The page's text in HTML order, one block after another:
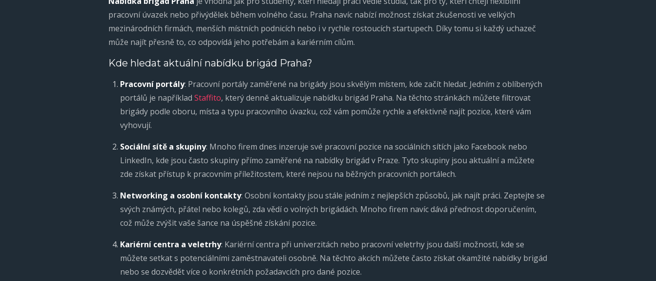
pracovní úvazek nebo přivýdělek během volného času. Praha navíc nabízí možnost získat zkušenosti ve velkých
mezinárodních firmách, menších místních podnicích nebo i v rychle rostoucích startupech. Díky tomu si každý uchazeč
může najít přesně to, co odpovídá jeho potřebám a kariérním cílům.
Kde hledat aktuální nabídku brigád Praha?
Pracovní portály: Pracovní portály zaměřené na brigády jsou skvělým místem, kde začít hledat. Jedním z oblíbených
portálů je například Staffito, který denně aktualizuje nabídku brigád Praha. Na těchto stránkách můžete filtrovat
brigády podle oboru, místa a typu pracovního úvazku, což vám pomůže rychle a efektivně najít pozice, které vám
vyhovují.
Sociální sítě a skupiny: Mnoho firem dnes inzeruje své pracovní pozice na sociálních sítích jako Facebook nebo
LinkedIn, kde jsou často skupiny přímo zaměřené na nabídky brigád v Praze. Tyto skupiny jsou aktuální a můžete
zde získat přístup k pracovním příležitostem, které nejsou na běžných pracovních portálech.
Networking a osobní kontakty: Osobní kontakty jsou stále jedním z nejlepších způsobů, jak najít práci. Zeptejte se
svých známých, přátel nebo kolegů, zda vědí o volných brigádách. Mnoho firem navíc dává přednost doporučením,
což může zvýšit vaše šance na úspěšné získání pozice.
Kariérní centra a veletrhy: Kariérní centra při univerzitách nebo pracovní veletrhy jsou další možností, kde se
můžete setkat s potenciálními zaměstnavateli osobně. Na těchto akcích můžete často získat okamžité nabídky brigád
nebo se dozvědět více o konkrétních požadavcích pro dané pozice.